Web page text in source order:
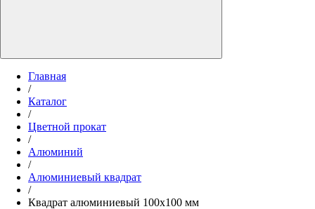
Главная
/
Каталог
/
Цветной прокат
/
Алюминий
/
Алюминиевый квадрат
/
Квадрат алюминиевый 100х100 мм